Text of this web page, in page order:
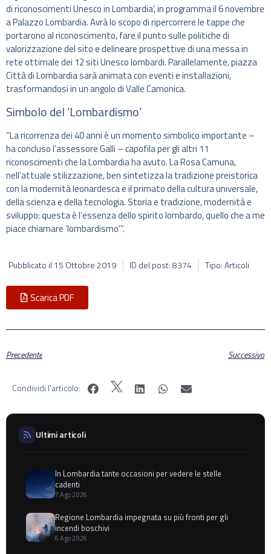
di riconoscimenti Unesco in Lombardia’, in programma il 6 novembre
a Palazzo Lombardia. Avrà lo scopo di ripercorrere le tappe che
portarono al riconoscimento, fare il punto sulle politiche di
valorizzazione del sito e delineare prospettive di una messa in
rete ottimale dei 12 siti Unesco lombardi. Parallelamente, piazza
Città di Lombardia sarà animata con eventi e installazioni,
trasformandosi in un angolo di Valle Camonica.
Simbolo del ‘Lombardismo’
“La ricorrenza dei 40 anni è un momento simbolico importante –
ha concluso l’assessore Galli – capofila per gli altri 11
riconoscimenti che la Lombardia ha avuto. La Rosa Camuna,
nell’attuale stilizzazione, ben sintetizza la tradizione preistorica
con la modernità leonardesca e il primato della cultura universale,
della scienza e della tecnologia. Storia e tradizione, modernità e
sviluppo: questa è l’essenza dello spirito lombardo, quello che a me
piace chiamare ‘lombardismo'”.
Pubblicato il 15 Ottobre 2019 ID del post: 8374 Tipo: Articoli
Scarica PDF
Precedente Successivo
Condividi l'articolo:
Ultimi articoli
In Lombardia tante occasioni per vedere le stelle
cadenti
7 Ago 2026
Regione Lombardia impegnata su più fronti per gli
incendi boschivi
6 Ago 2026